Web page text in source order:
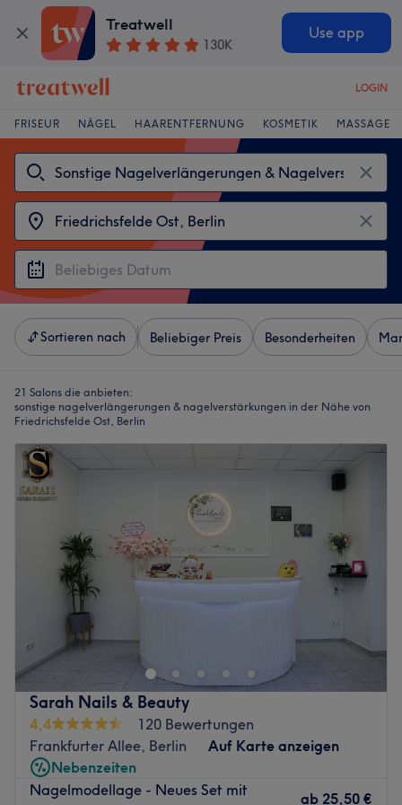
Treatwell
130K
Use app
LOGIN
FRISEUR NÄGEL HAARENTFERNUNG KOSMETIK MASSAGE
Sortieren nach Beliebiger Preis Besonderheiten
21 Salons die anbieten:
sonstige nagelverlängerungen & nagelverstärkungen in der Nähe von
Friedrichsfelde Ost, Berlin
Sarah Nails & Beauty
4,4
120 Bewertungen
Frankfurter Allee, Berlin
Auf Karte anzeigen
Nebenzeiten
Nagelmodellage - Neues Set mit
ab 25,50 €